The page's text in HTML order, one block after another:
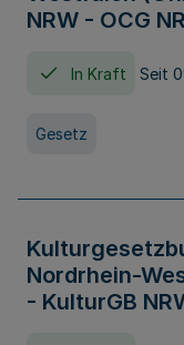
NRW - OCG
In Kraft Seit
Gesetz
Nordrhein-
- KulturGB